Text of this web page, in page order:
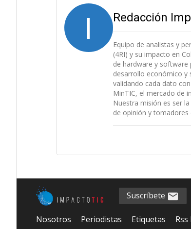
I Redacción
Equipo de analistas y
(4RI) y su impacto en
de hardware y
desarrollo económico y
validando cada dato
MinTIC, el mercado de
Nuestra misión es ser
de opinión y tomadores
Suscríbete
Nosotros Periodistas Etiquetas Rss